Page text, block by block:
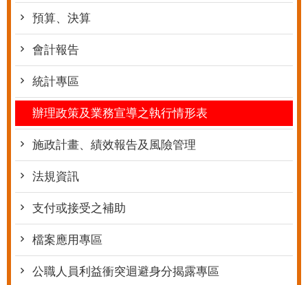
預算、決算
會計報告
統計專區
辦理政策及業務宣導之執行情形表
施政計畫、績效報告及風險管理
法規資訊
支付或接受之補助
檔案應用專區
公職人員利益衝突迴避身分揭露專區